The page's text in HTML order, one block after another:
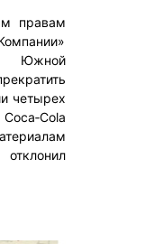
правам
Южной
четырех